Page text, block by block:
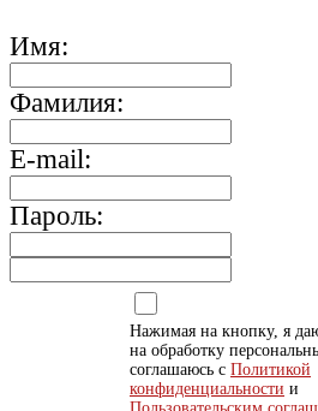
Имя:
Фамилия:
E-mail:
Пароль:
Нажимая на кнопку, я
на обработку
соглашаюсь с Политикой
конфиденциальности и